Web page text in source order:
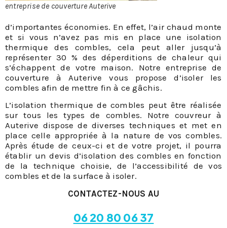
entreprise de couverture Auterive
d’importantes économies. En effet, l’air chaud monte
et si vous n’avez pas mis en place une isolation
thermique des combles, cela peut aller jusqu’à
représenter 30 % des déperditions de chaleur qui
s’échappent de votre maison. Notre entreprise de
couverture à Auterive vous propose d’isoler les
combles afin de mettre fin à ce gâchis.
L’isolation thermique de combles peut être réalisée
sur tous les types de combles. Notre couvreur à
Auterive dispose de diverses techniques et met en
place celle appropriée à la nature de vos combles.
Après étude de ceux-ci et de votre projet, il pourra
établir un devis d’isolation des combles en fonction
de la technique choisie, de l’accessibilité de vos
combles et de la surface à isoler.
CONTACTEZ-NOUS AU
06 20 80 06 37